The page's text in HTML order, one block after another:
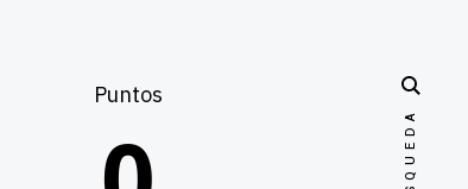
Puntos